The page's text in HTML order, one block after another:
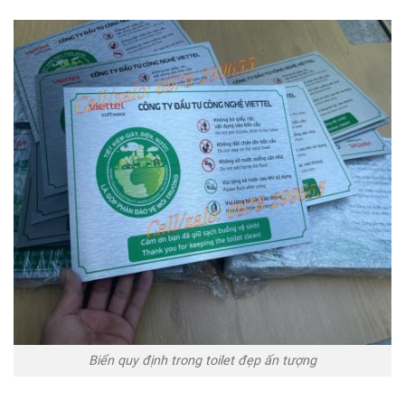
Biển quy định trong toilet đẹp ấn tượng